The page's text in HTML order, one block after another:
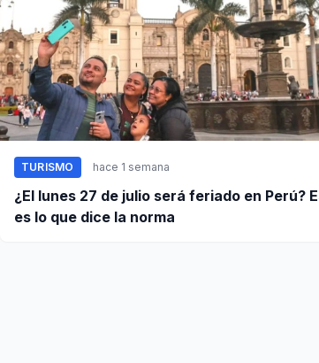
TURISMO hace 1 semana
¿El lunes 27 de julio será feriado en Perú?
es lo que dice la norma